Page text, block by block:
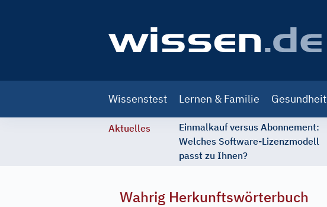
navigation
Wissenstest Lernen & Familie Gesundheit
Aktuelles
Einmalkauf versus Abonnement:
Welches Software-Lizenzmodell
passt zu Ihnen?
Wahrig Herkunftswörterbuch